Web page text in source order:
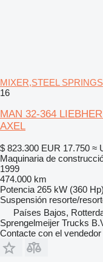
MIXER,STEEL
16
MAN 32-364
AXEL
$ 823.300 EUR 17.750 ≈
Maquinaria de
1999
474.000 km
Potencia 265 kW (360 Hp)
Suspensión resorte/
Países Bajos,
Sprengelmeijer Trucks
Contacte con el vendedor